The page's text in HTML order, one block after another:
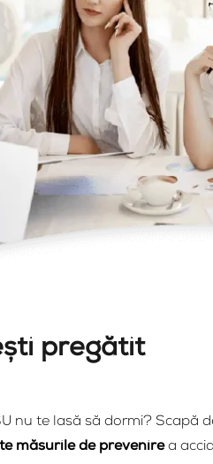
pregătit
nu te lasă să dormi? Scapă
măsurile de prevenirea